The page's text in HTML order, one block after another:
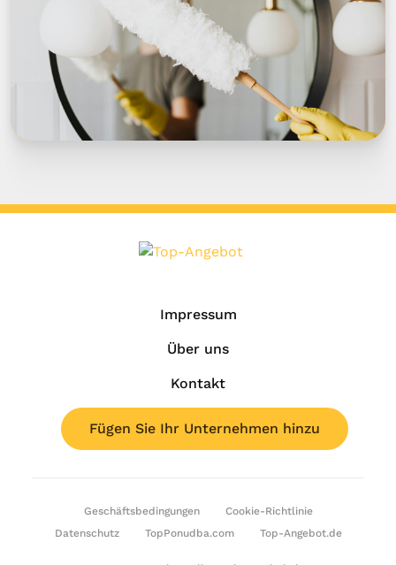
Impressum
Über uns
Kontakt
Fügen Sie Ihr Unternehmen hinzu
Geschäftsbedingungen
Cookie-Richtlinie
Datenschutz
TopPonudba.com Top-Angebot.de